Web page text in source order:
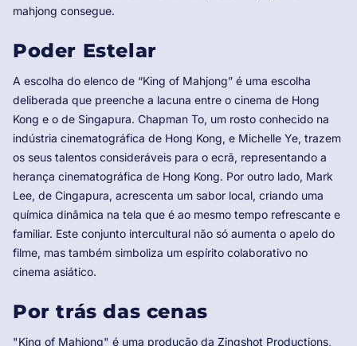
mahjong consegue.
Poder Estelar
A escolha do elenco de “King of Mahjong” é uma escolha
deliberada que preenche a lacuna entre o cinema de Hong
Kong e o de Singapura. Chapman To, um rosto conhecido na
indústria cinematográfica de Hong Kong, e Michelle Ye, trazem
os seus talentos consideráveis ​​para o ecrã, representando a
herança cinematográfica de Hong Kong. Por outro lado, Mark
Lee, de Cingapura, acrescenta um sabor local, criando uma
química dinâmica na tela que é ao mesmo tempo refrescante e
familiar. Este conjunto intercultural não só aumenta o apelo do
filme, mas também simboliza um espírito colaborativo no
cinema asiático.
Por trás das cenas
"King of Mahjong" é uma produção da Zingshot Productions,